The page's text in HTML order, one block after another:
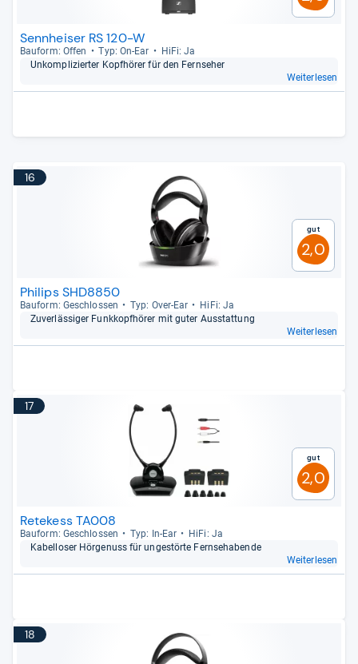
Sennheiser RS 120-W
Bau­form: Offen Typ: On-​Ear
HiFi: Ja
Unkom­pli­zier­ter Kopf­hö­rer für den Fern­se­her
Weiterlesen
16
Gut
2,0
Philips SHD8850
Bau­form: Geschlos­sen Typ: Over-​Ear
HiFi: Ja
Zuver­läs­si­ger Funk­kopf­hö­rer mit guter Aus­stat­tung
Weiterlesen
17
Gut
2,0
Retekess TA008
Bau­form: Geschlos­sen Typ: In-​Ear
HiFi: Ja
Kabel­lo­ser Hör­ge­nuss für unge­störte Fern­se­ha­bende
Weiterlesen
18